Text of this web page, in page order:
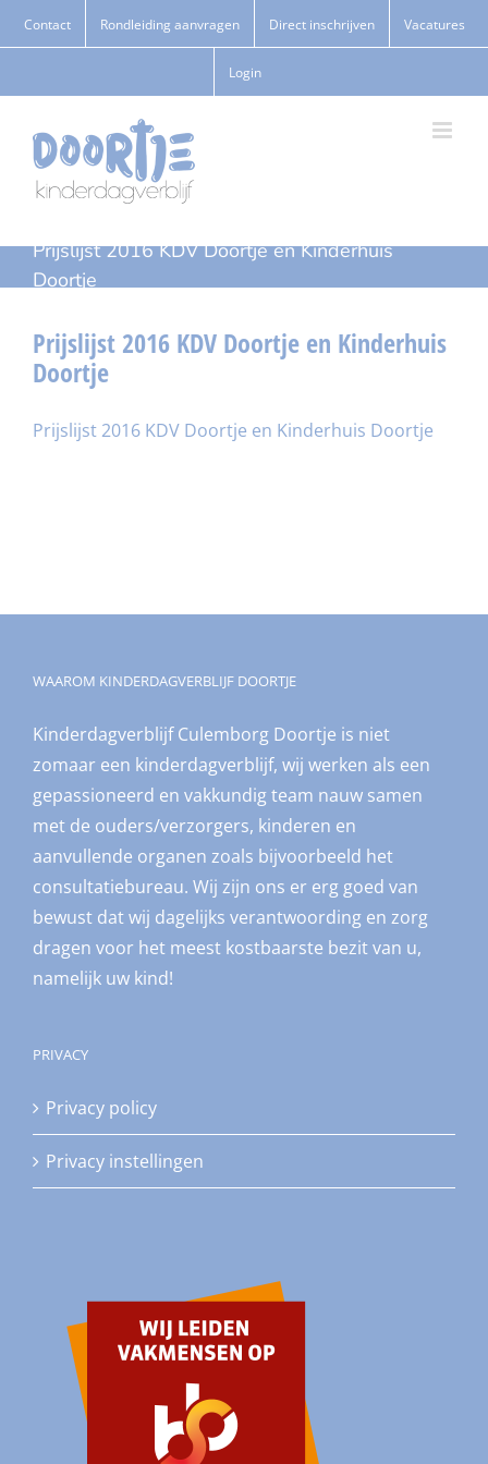
naar
Contact Rondleiding aanvragen Direct inschrijven Vacatures
Login
Prijslijst 2016 KDV Doortje en Kinderhuis
Doortje
Prijslijst 2016 KDV Doortje en Kinderhuis
Doortje
Prijslijst 2016 KDV Doortje en Kinderhuis Doortje
WAAROM KINDERDAGVERBLIJF DOORTJE
Kinderdagverblijf Culemborg Doortje is niet
zomaar een kinderdagverblijf, wij werken als een
gepassioneerd en vakkundig team nauw samen
met de ouders/verzorgers, kinderen en
aanvullende organen zoals bijvoorbeeld het
consultatiebureau. Wij zijn ons er erg goed van
bewust dat wij dagelijks verantwoording en zorg
dragen voor het meest kostbaarste bezit van u,
namelijk uw kind!
PRIVACY
Privacy policy
Privacy instellingen